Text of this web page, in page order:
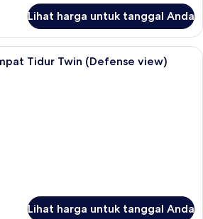
Lihat harga untuk tanggal Anda
Kamar Superior, 2 Tempat Tidur
Tidur Twin (Defense view)
Lihat harga untuk tanggal Anda